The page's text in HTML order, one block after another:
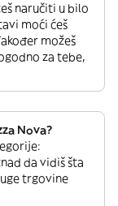
naručiti u bilo
moći ćeš
možeš
za tebe,
Nova?
da vidiš šta
trgovine